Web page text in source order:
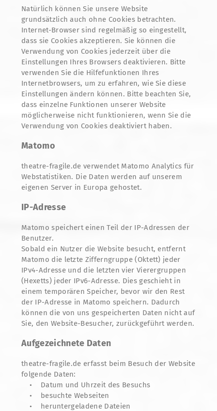
Natürlich können Sie unsere Website
grundsätzlich auch ohne Cookies betrachten.
Internet-Browser sind regelmäßig so eingestellt,
dass sie Cookies akzeptieren. Sie können die
Verwendung von Cookies jederzeit über die
Einstellungen Ihres Browsers deaktivieren. Bitte
verwenden Sie die Hilfefunktionen Ihres
Internetbrowsers, um zu erfahren, wie Sie diese
Einstellungen ändern können. Bitte beachten Sie,
dass einzelne Funktionen unserer Website
möglicherweise nicht funktionieren, wenn Sie die
Verwendung von Cookies deaktiviert haben.
Matomo
theatre-fragile.de verwendet Matomo Analytics für
Webstatistiken. Die Daten werden auf unserem
eigenen Server in Europa gehostet.
IP-Adresse
Matomo speichert einen Teil der IP-Adressen der
Benutzer.
Sobald ein Nutzer die Website besucht, entfernt
Matomo die letzte Zifferngruppe (Oktett) jeder
IPv4-Adresse und die letzten vier Vierergruppen
(Hexetts) jeder IPv6-Adresse. Dies geschieht in
einem temporären Speicher, bevor wir den Rest
der IP-Adresse in Matomo speichern. Dadurch
können die von uns gespeicherten Daten nicht auf
Sie, den Website-Besucher, zurückgeführt werden.
Aufgezeichnete Daten
theatre-fragile.de erfasst beim Besuch der Website
folgende Daten:
• Datum und Uhrzeit des Besuchs
• besuchte Webseiten
• heruntergeladene Dateien